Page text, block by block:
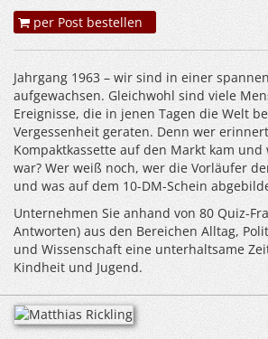
per Post bestellen
Jahrgang 1963 – wir sind in einer
aufgewachsen. Gleichwohl sind viele
Ereignisse, die in jenen Tagen die Welt
Vergessenheit geraten. Denn wer
Kompaktkassette auf den Markt kam
war? Wer weiß noch, wer die Vorläufer
und was auf dem 10-DM-Schein
Unternehmen Sie anhand von 80 Quiz-
Antworten) aus den Bereichen Alltag,
und Wissenschaft eine unterhaltsame
Kindheit und Jugend.